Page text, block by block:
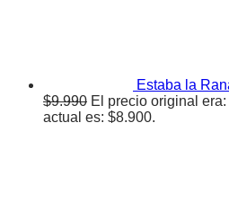
Estaba la
$9.990 El precio original era:
actual es: $8.900.